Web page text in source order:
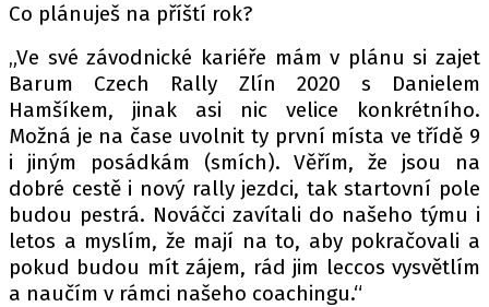
Co plánuješ na příští rok?
„Ve své závodnické kariéře mám v plánu si zajet
Barum Czech Rally Zlín 2020 s Danielem
Hamšíkem, jinak asi nic velice konkrétního.
Možná je na čase uvolnit ty první místa ve třídě 9
i jiným posádkám (smích). Věřím, že jsou na
dobré cestě i nový rally jezdci, tak startovní pole
budou pestrá. Nováčci zavítali do našeho týmu i
letos a myslím, že mají na to, aby pokračovali a
pokud budou mít zájem, rád jim leccos vysvětlím
a naučím v rámci našeho coachingu.“